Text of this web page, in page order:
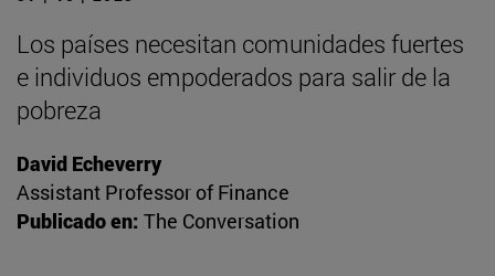
Los países necesitan comunidades fuertes
e individuos empoderados para salir de la
pobreza
David Echeverry
Assistant Professor of Finance
Publicado en: The Conversation